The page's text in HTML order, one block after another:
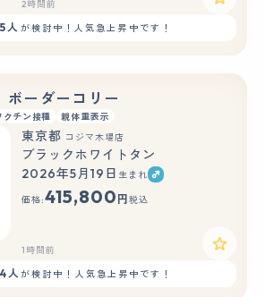
2時間前
5人 が検討中！人気急上昇中です！
ボーダーコリー
クチン接種 親体重表示
もっと見る
東京都 コジマ木場店
ブラックホワイトタン
2026年5月19日 生まれ
価格:415,800 円 税込
1時間前
4人が検討中！人気急上昇中です！